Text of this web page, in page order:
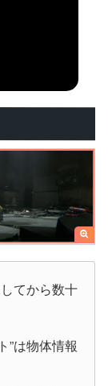
てから数十
”は物体情報